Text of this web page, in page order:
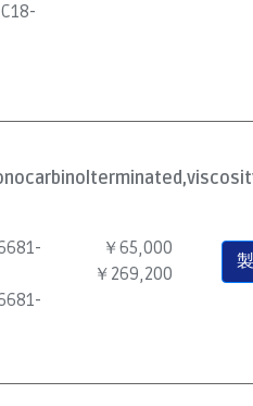
￥65,000
￥269,200